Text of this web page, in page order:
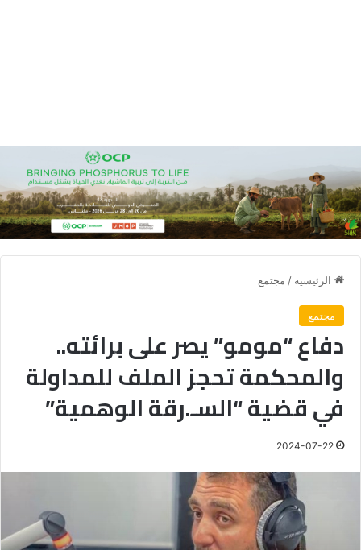
الرئيسية / مجتمع
مجتمع
دفاع “مومو” يصر على برائته..
والمحكمة تحجز الملف للمداولة
في قضية “السـ.رقة الوهمية”
2024-07-22